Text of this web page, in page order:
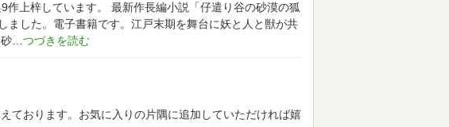
上梓しています。
最新作長編小説「仔遣り谷の砂漠の狐
ました。電子書籍です。江戸末期を舞台に妖と人と獣が共
ております。お気に入りの片隅に追加していただければ嬉